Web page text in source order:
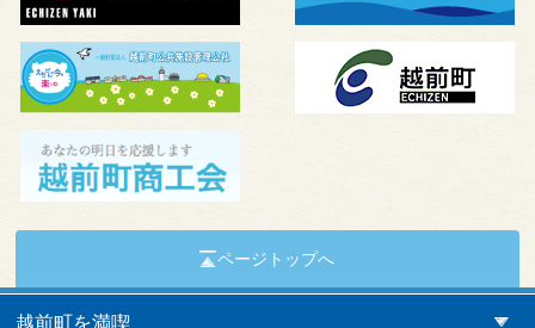
ページトップへ
越前町を満喫